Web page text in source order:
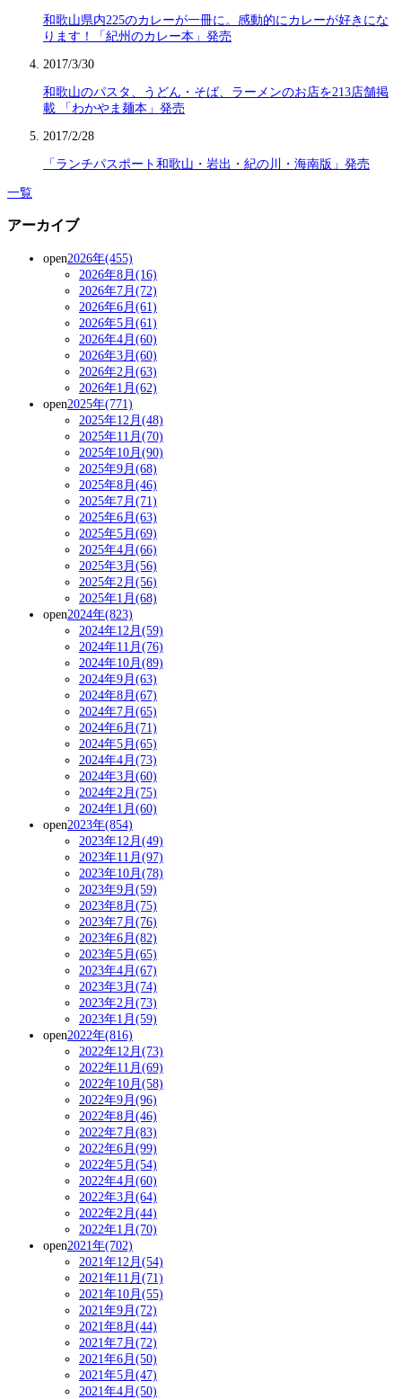
和歌山県内225のカレーが一冊に。感動的にカレーが好きにな
ります！「紀州のカレー本」発売
2017/3/30
和歌山のパスタ、うどん・そば、ラーメンのお店を213店舗掲
載 「わかやま麺本」発売
2017/2/28
「ランチパスポート和歌山・岩出・紀の川・海南版」発売
一覧
アーカイブ
open2026年(455)
2026年8月(16)
2026年7月(72)
2026年6月(61)
2026年5月(61)
2026年4月(60)
2026年3月(60)
2026年2月(63)
2026年1月(62)
open2025年(771)
2025年12月(48)
2025年11月(70)
2025年10月(90)
2025年9月(68)
2025年8月(46)
2025年7月(71)
2025年6月(63)
2025年5月(69)
2025年4月(66)
2025年3月(56)
2025年2月(56)
2025年1月(68)
open2024年(823)
2024年12月(59)
2024年11月(76)
2024年10月(89)
2024年9月(63)
2024年8月(67)
2024年7月(65)
2024年6月(71)
2024年5月(65)
2024年4月(73)
2024年3月(60)
2024年2月(75)
2024年1月(60)
open2023年(854)
2023年12月(49)
2023年11月(97)
2023年10月(78)
2023年9月(59)
2023年8月(75)
2023年7月(76)
2023年6月(82)
2023年5月(65)
2023年4月(67)
2023年3月(74)
2023年2月(73)
2023年1月(59)
open2022年(816)
2022年12月(73)
2022年11月(69)
2022年10月(58)
2022年9月(96)
2022年8月(46)
2022年7月(83)
2022年6月(99)
2022年5月(54)
2022年4月(60)
2022年3月(64)
2022年2月(44)
2022年1月(70)
open2021年(702)
2021年12月(54)
2021年11月(71)
2021年10月(55)
2021年9月(72)
2021年8月(44)
2021年7月(72)
2021年6月(50)
2021年5月(47)
2021年4月(50)